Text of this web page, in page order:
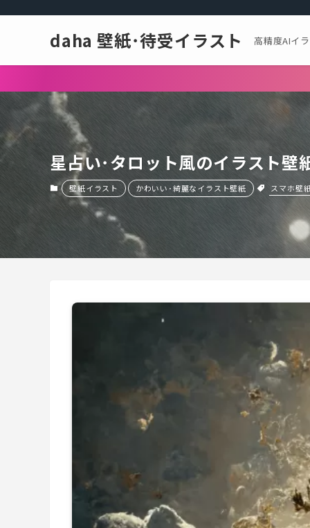
daha 壁紙･待受イラスト 高精度AIイ
星占い･タロット風のイラスト壁
壁紙イラスト かわいい･綺麗なイラスト壁紙 スマホ壁